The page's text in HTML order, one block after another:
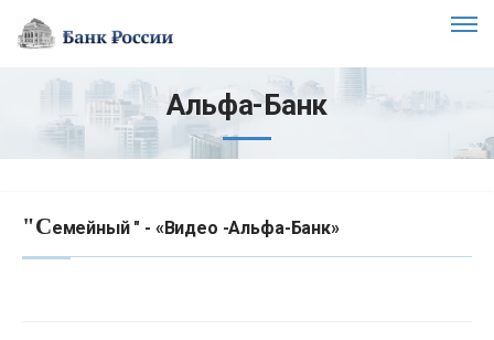
Альфа-Банк
"Семейный " - «Видео -Альфа-Банк»